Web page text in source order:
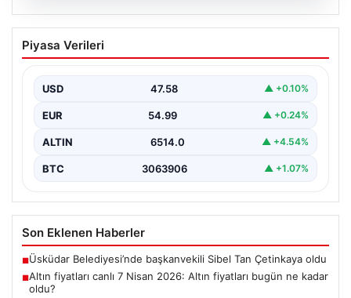
Altın fiyatları canlı 7 Nisan 2026: Altın
fiyatları bugün ne kadar oldu?
Piyasa Verileri
USD 47.58 ▲ +0.10%
EUR 54.99 ▲ +0.24%
ALTIN 6514.0 ▲ +4.54%
BTC 3063906 ▲ +1.07%
Son Eklenen Haberler
■Üsküdar Belediyesi’nde başkanvekili Sibel Tan Çetinkaya oldu
■Altın fiyatları canlı 7 Nisan 2026: Altın fiyatları bugün ne kadar
oldu?